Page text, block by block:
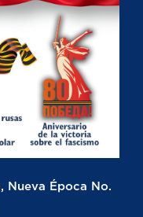
Nueva Época No.